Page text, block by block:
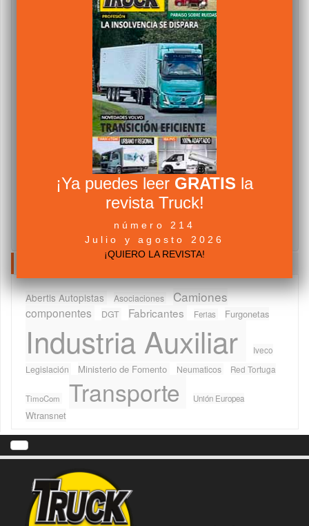
Abertis Autopistas Asociaciones Camiones
componentes DGT Fabricantes Ferias Furgonetas
Industria Auxiliar
Iveco
Legislación
Ministerio de Fomento Neumaticos Red Tortuga
TimoCom Transporte Unión Europea
Wtransnet
¡Ya puedes leer GRATIS la
revista Truck!
número 214
Julio y agosto 2026
¡QUIERO LA REVISTA!